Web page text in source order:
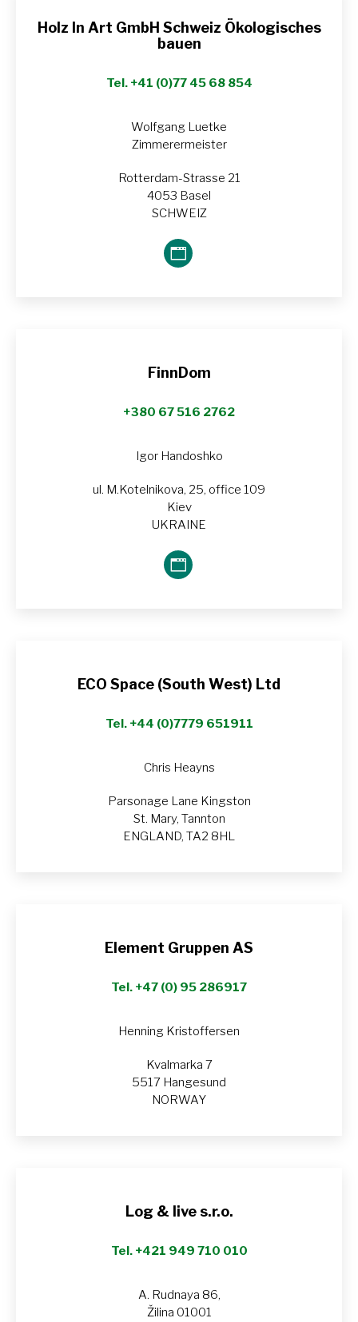
Holz In Art GmbH Schweiz Ökologisches
bauen
Tel. +41 (0)77 45 68 854
Wolfgang Luetke
Zimmerermeister
Rotterdam-Strasse 21
4053 Basel
SCHWEIZ
Blog
FinnDom
+380 67 516 2762
Igor Handoshko
ul. M.Kotelnikova, 25, office 109
Kiev
UKRAINE
Blog
ECO Space (South West) Ltd
Tel. +44 (0)7779 651911
Chris Heayns
Parsonage Lane Kingston
St. Mary, Tannton
ENGLAND, TA2 8HL
Element Gruppen AS
Tel. +47 (0) 95 286917
Henning Kristoffersen
Kvalmarka 7
5517 Hangesund
NORWAY
Log & live s.r.o.
Tel. +421 949 710 010
A. Rudnaya 86,
Žilina 01001